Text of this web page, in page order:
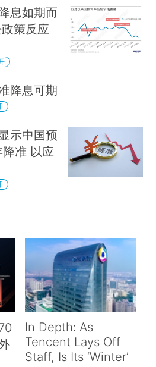
息如期而
策反应
降息可期
示中国预
准 以应
In Depth: As
Tencent Lays Off
Staff, Is Its ‘Winter’